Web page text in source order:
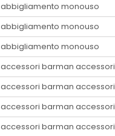
abbigliamento monouso
abbigliamento monouso
abbigliamento monouso
accessori barman accessori
accessori barman accessori
accessori barman accessori
accessori barman accessori